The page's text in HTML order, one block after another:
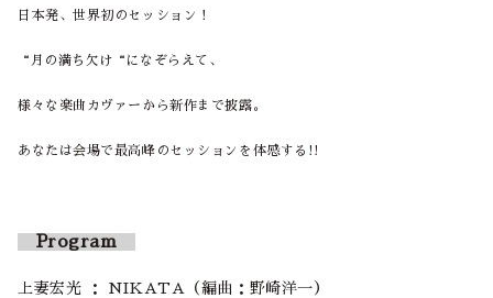
日本発、世界初のセッション！
“月の満ち欠け“になぞらえて、
様々な楽曲カヴァーから新作まで披露。
あなたは会場で最高峰のセッションを体感する!!
Program
上妻宏光 ： NIKATA（編曲：野崎洋一）